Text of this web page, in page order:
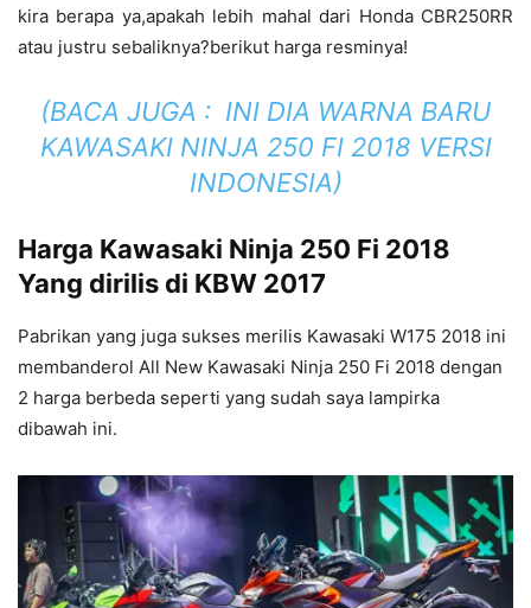
kira berapa ya,apakah lebih mahal dari Honda CBR250RR
atau justru sebaliknya?berikut harga resminya!
(BACA JUGA : INI DIA WARNA BARU
KAWASAKI NINJA 250 FI 2018 VERSI
INDONESIA)
Harga Kawasaki Ninja 250 Fi 2018
Yang dirilis di KBW 2017
Pabrikan yang juga sukses merilis Kawasaki W175 2018 ini
membanderol All New Kawasaki Ninja 250 Fi 2018 dengan
2 harga berbeda seperti yang sudah saya lampirka
dibawah ini.